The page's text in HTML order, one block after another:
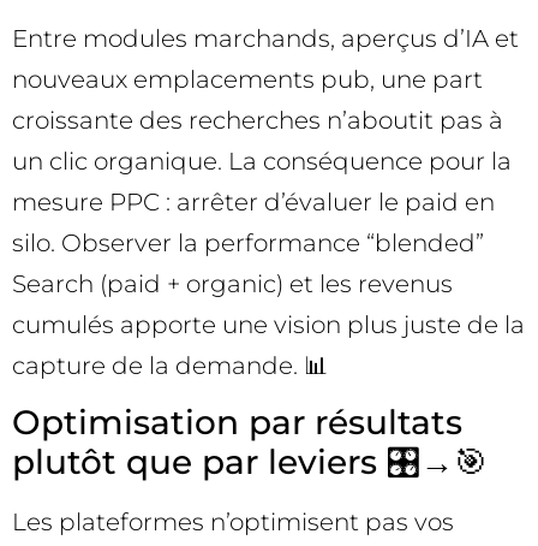
Entre modules marchands, aperçus d’IA et
nouveaux emplacements pub, une part
croissante des recherches n’aboutit pas à
un clic organique. La conséquence pour la
mesure PPC : arrêter d’évaluer le paid en
silo. Observer la performance “blended”
Search (paid + organic) et les revenus
cumulés apporte une vision plus juste de la
capture de la demande. 📊
Optimisation par résultats
plutôt que par leviers 🎛️→🎯
Les plateformes n’optimisent pas vos